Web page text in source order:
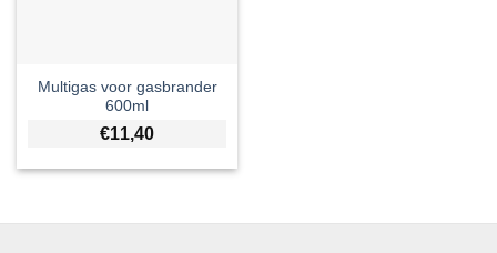
Multigas voor gasbrander
600ml
€11,40